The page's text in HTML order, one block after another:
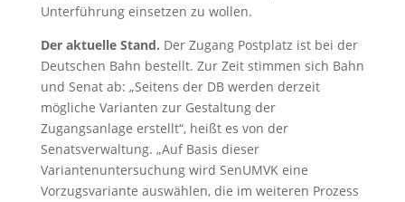
Unterführung einsetzen zu wollen.
Der aktuelle Stand. Der Zugang Postplatz ist bei der
Deutschen Bahn bestellt. Zur Zeit stimmen sich Bahn
und Senat ab: „Seitens der DB werden derzeit
mögliche Varianten zur Gestaltung der
Zugangsanlage erstellt“, heißt es von der
Senatsverwaltung. „Auf Basis dieser
Variantenuntersuchung wird SenUMVK eine
Vorzugsvariante auswählen, die im weiteren Prozess